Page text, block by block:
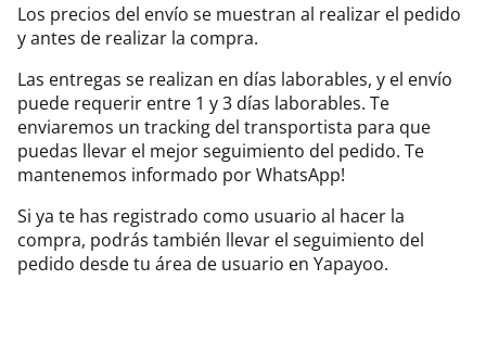
Los precios del envío se muestran al realizar el pedido
y antes de realizar la compra.
Las entregas se realizan en días laborables, y el envío
puede requerir entre 1 y 3 días laborables. Te
enviaremos un tracking del transportista para que
puedas llevar el mejor seguimiento del pedido. Te
mantenemos informado por WhatsApp!
Si ya te has registrado como usuario al hacer la
compra, podrás también llevar el seguimiento del
pedido desde tu área de usuario en Yapayoo.